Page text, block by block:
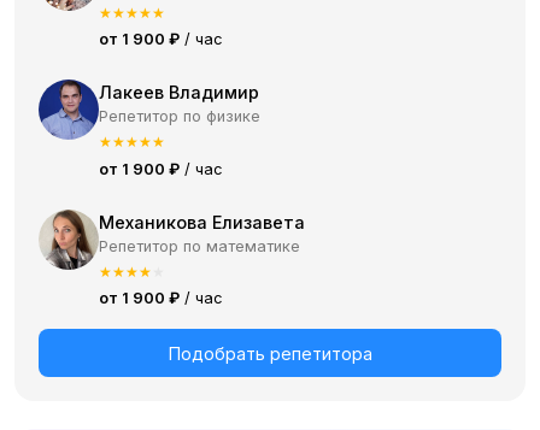
★★★★★
от 1 900 ₽ / час
Лакеев Владимир
Репетитор по физике
★★★★★
от 1 900 ₽ / час
Механикова Елизавета
Репетитор по математике
★★★★
от 1 900 ₽ / час
Подобрать репетитора